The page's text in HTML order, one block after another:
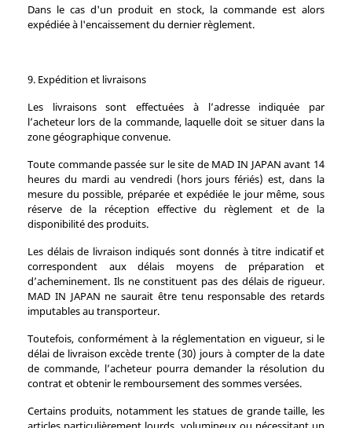
Dans le cas d'un produit en stock, la commande est alors
expédiée à l'encaissement du dernier règlement.
9. Expédition et livraisons
Les livraisons sont effectuées à l’adresse indiquée par
l’acheteur lors de la commande, laquelle doit se situer dans la
zone géographique convenue.
Toute commande passée sur le site de MAD IN JAPAN avant 14
heures du mardi au vendredi (hors jours fériés) est, dans la
mesure du possible, préparée et expédiée le jour même, sous
réserve de la réception effective du règlement et de la
disponibilité des produits.
Les délais de livraison indiqués sont donnés à titre indicatif et
correspondent aux délais moyens de préparation et
d’acheminement. Ils ne constituent pas des délais de rigueur.
MAD IN JAPAN ne saurait être tenu responsable des retards
imputables au transporteur.
Toutefois, conformément à la réglementation en vigueur, si le
délai de livraison excède trente (30) jours à compter de la date
de commande, l’acheteur pourra demander la résolution du
contrat et obtenir le remboursement des sommes versées.
Certains produits, notamment les statues de grande taille, les